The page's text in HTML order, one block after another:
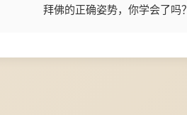
拜佛的正确姿势，你学会了吗？